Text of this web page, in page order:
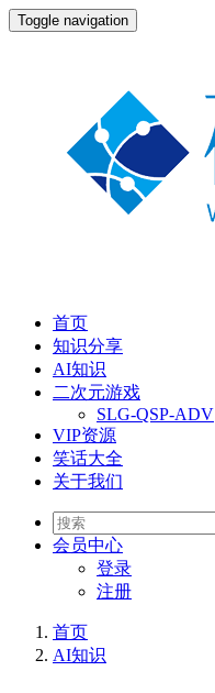
Toggle navigation
首页
知识分享
AI知识
二次元游戏
SLG-QSP-ADV
VIP资源
笑话大全
关于我们
会员中心
登录
注册
首页
AI知识